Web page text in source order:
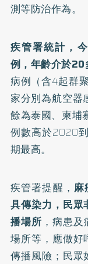
測等防治作為。
疾管署統計，
例，年齡介於
病例（含4起群
家分別為航空器
餘為泰國、柬埔
例數高於2020
期最高。
疾管署提醒， 麻
具傳染力，民眾
播場所 ，病患
場所等，應做好
傳播風險；民眾